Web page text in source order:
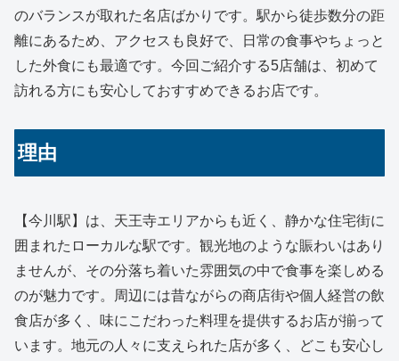
のバランスが取れた名店ばかりです。駅から徒歩数分の距
離にあるため、アクセスも良好で、日常の食事やちょっと
した外食にも最適です。今回ご紹介する5店舗は、初めて
訪れる方にも安心しておすすめできるお店です。
理由
【今川駅】は、天王寺エリアからも近く、静かな住宅街に
囲まれたローカルな駅です。観光地のような賑わいはあり
ませんが、その分落ち着いた雰囲気の中で食事を楽しめる
のが魅力です。周辺には昔ながらの商店街や個人経営の飲
食店が多く、味にこだわった料理を提供するお店が揃って
います。地元の人々に支えられた店が多く、どこも安心し